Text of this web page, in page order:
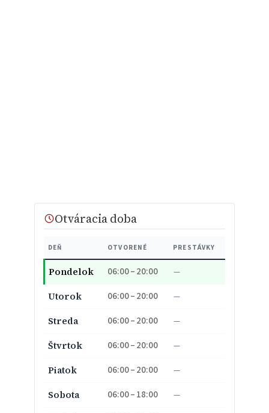
Otváracia doba
DEŇ OTVORENÉ PRESTÁVKY
Pondelok 06:00 – 20:00 —
Utorok 06:00 – 20:00 —
Streda 06:00 – 20:00 —
Štvrtok 06:00 – 20:00 —
Piatok 06:00 – 20:00 —
Sobota 06:00 – 18:00 —